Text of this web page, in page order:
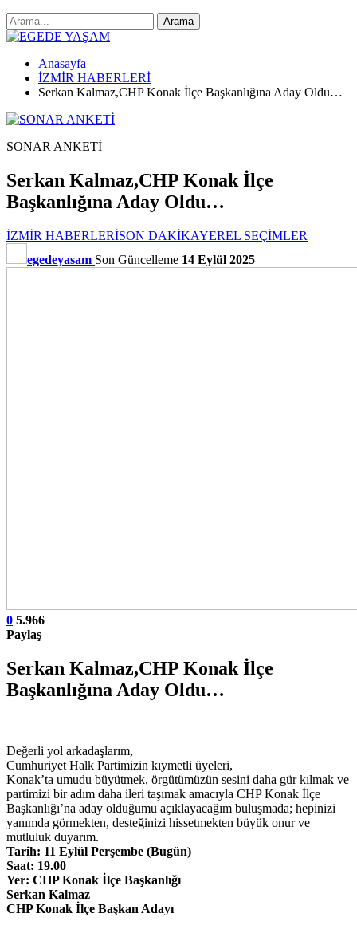
Anasayfa
İZMİR HABERLERİ
Serkan Kalmaz,CHP Konak İlçe Başkanlığına Aday Oldu…
SONAR ANKETİ
Serkan Kalmaz,CHP Konak İlçe
Başkanlığına Aday Oldu…
İZMİR HABERLERİSON DAKİKAYEREL SEÇİMLER
egedeyasam Son Güncelleme 14 Eylül 2025
0 5.966
Paylaş
Serkan Kalmaz,CHP Konak İlçe
Başkanlığına Aday Oldu…
Değerli yol arkadaşlarım,
Cumhuriyet Halk Partimizin kıymetli üyeleri,
Konak’ta umudu büyütmek, örgütümüzün sesini daha gür kılmak ve
partimizi bir adım daha ileri taşımak amacıyla CHP Konak İlçe
Başkanlığı’na aday olduğumu açıklayacağım buluşmada; hepinizi
yanımda görmekten, desteğinizi hissetmekten büyük onur ve
mutluluk duyarım.
Tarih: 11 Eylül Perşembe (Bugün)
Saat: 19.00
Yer: CHP Konak İlçe Başkanlığı
Serkan Kalmaz
CHP Konak İlçe Başkan Adayı